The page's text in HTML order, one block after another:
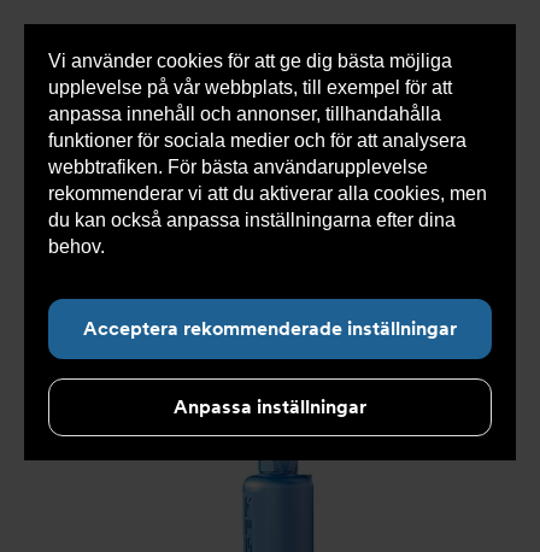
Vi använder cookies för att ge dig bästa möjliga
upplevelse på vår webbplats, till exempel för att
anpassa innehåll och annonser, tillhandahålla
funktioner för sociala medier och för att analysera
webbtrafiken. För bästa användarupplevelse
rekommenderar vi att du aktiverar alla cookies, men
du kan också anpassa inställningarna efter dina
behov.
Acceptera rekommenderade inställningar
Anpassa inställningar
0 varorSnabborder
Du
här:
Armatec > Produkter > Tryckavsäkring
>
Industriella säkerhetsventiler
> High performance
>
Säkerhetsventil AT 4542-
>
Säkerhetsventil AT 4542L2-